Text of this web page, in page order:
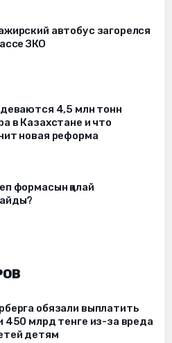
автобус загорелся
ЗКО
4,5 млн тонн
в Казахстане и что
новая реформа
формасын қалай
обязали выплатить
450 млрд тенге из-за вреда
детям